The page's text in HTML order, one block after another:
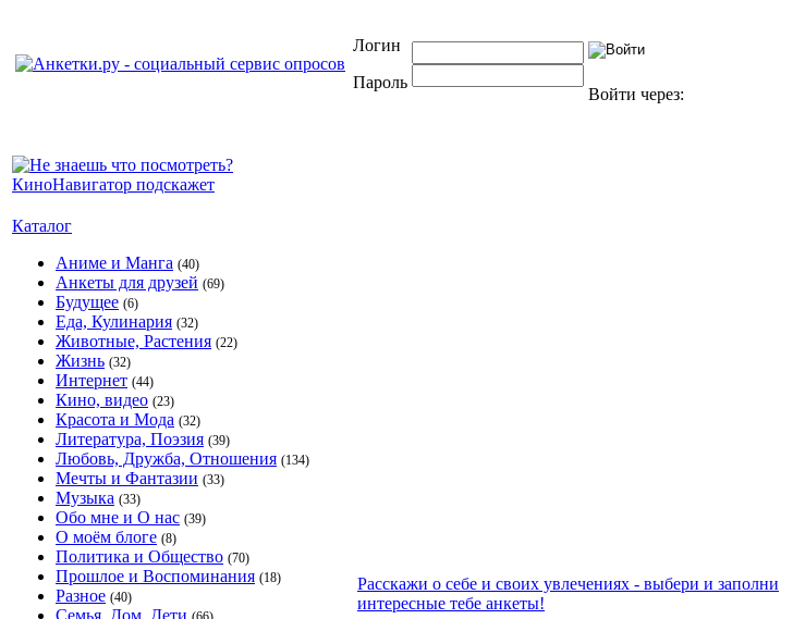
Логин
Пароль
Войти через:
Каталог
Аниме и Манга (40)
Анкеты для друзей (69)
Будущее (6)
Еда, Кулинария (32)
Животные, Растения (22)
Жизнь (32)
Интернет (44)
Кино, видео (23)
Красота и Мода (32)
Литература, Поэзия (39)
Любовь, Дружба, Отношения (134)
Мечты и Фантазии (33)
Музыка (33)
Обо мне и О нас (39)
О моём блоге (8)
Политика и Общество (70)
Прошлое и Воспоминания (18)
Разное (40)
Семья, Дом, Дети
Расскажи о себе и своих увлечениях - выбери и заполни
интересные тебе анкеты!